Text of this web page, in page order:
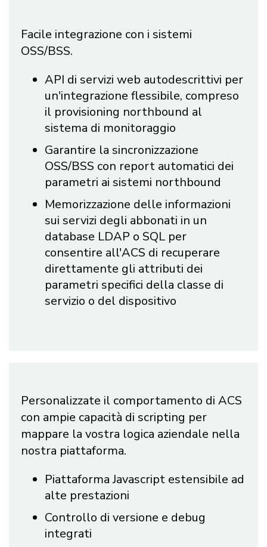
Facile integrazione con i sistemi
OSS/BSS.
API di servizi web autodescrittivi per
un'integrazione flessibile, compreso
il provisioning northbound al
sistema di monitoraggio
Garantire la sincronizzazione
OSS/BSS con report automatici dei
parametri ai sistemi northbound
Memorizzazione delle informazioni
sui servizi degli abbonati in un
database LDAP o SQL per
consentire all'ACS di recuperare
direttamente gli attributi dei
parametri specifici della classe di
servizio o del dispositivo
Personalizzate il comportamento di ACS
con ampie capacità di scripting per
mappare la vostra logica aziendale nella
nostra piattaforma.
Piattaforma Javascript estensibile ad
alte prestazioni
Controllo di versione e debug
integrati